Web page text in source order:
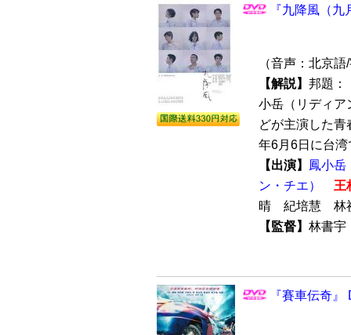
『九降風（
（音声：北京
【解説】 邦題：
小岳（リディア
どが主演した
年6月6日に台
【出演】 鳳小岳
ン・チエ）
王
晴 紀培慧
【監督】 林書
『賽車伝奇